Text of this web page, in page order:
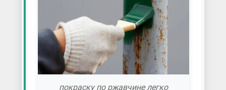
покраску по ржавчине легко